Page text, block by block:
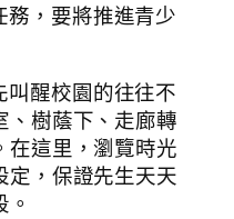
，要將推進青少
醒校園的往往不
、樹蔭下、走廊轉
在這里，瀏覽時光
定，保證先生天天